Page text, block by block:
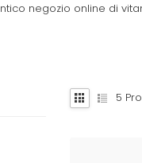
negozio online di
5